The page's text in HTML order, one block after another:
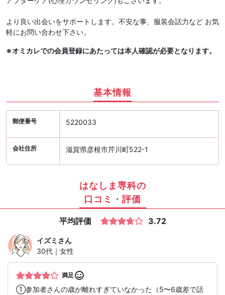
より良い出会いをサポートします。不安な事、服装会話力など お気
軽にお問い合わせ下さい。
※オミカレでの会員登録にあたっては本人確認が必要となります。
基本情報
郵便番号 5220033
会社住所 滋賀県彦根市芹川町522-1
はなしま専科の
口コミ・評価
平均評価 3.72
イズミ さん
30代｜女性
満足
①参加者さんの歳が離れすぎていなかった（5〜6歳差で話